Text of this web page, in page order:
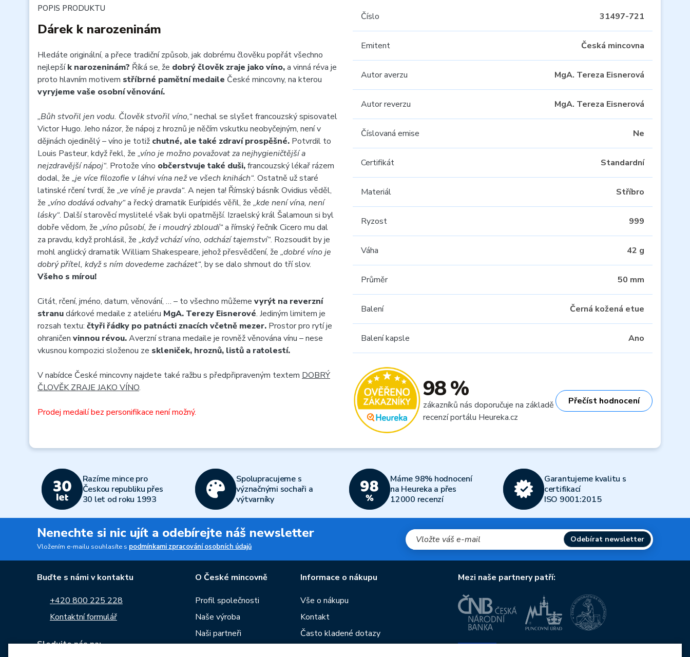
POPIS PRODUKTU
Dárek k narozeninám
Hledáte originální, a přece tradiční způsob, jak dobrému člověku popřát všechno
nejlepšík narozeninám? Říká se, že dobrý člověk zraje jako víno,a vinná réva je
proto hlavním motivem stříbrné pamětní medaile České mincovny, na kterou
vyryjeme vaše osobní věnování.
„Bůh stvořil jen vodu. Člověk stvořil víno,“nechal se slyšet francouzský spisovatel
Victor Hugo. Jeho názor, že nápoj z hroznů je něčím vskutku neobyčejným, není v
dějinách ojedinělý – víno je totiž chutné, ale také zdraví prospěšné. Potvrdil to
Louis Pasteur, když řekl, že „víno je možno považovat za nejhygieničtější a
nejzdravější nápoj“. Protože víno občerstvuje také duši,francouzský lékař rázem
dodal, že „je více filozofie v láhvi vína než ve všech knihách“. Ostatně už staré
latinské rčení tvrdí, že „ve víně je pravda“. A nejen ta! Římský básník Ovidius věděl,
že „víno dodává odvahy“a řecký dramatik Eurípidés věřil, že „kde není vína, není
lásky“. Další starověcí myslitelé však byli opatrnější. Izraelský král Šalamoun si byl
dobře vědom, že „víno působí, že i moudrý zbloudí“a římský řečník Cicero mu dal
za pravdu, když prohlásil, že „když vchází víno, odchází tajemství“. Rozsoudit by je
mohl anglický dramatik William Shakespeare, jehož přesvědčení, že „dobré víno je
dobrý přítel, když s ním dovedeme zacházet“, by se dalo shrnout do tří slov.
Všeho s mírou!
Citát, rčení, jméno, datum, věnování, … – to všechno můžeme vyrýt na reverzní
stranudárkové medaile z ateliéru MgA. Terezy Eisnerové. Jediným limitem je
rozsah textu: čtyři řádky po patnácti znacích včetně mezer. Prostor pro rytí je
ohraničen vinnou révou.Averzní strana medaile je rovněž věnována vínu – nese
vkusnou kompozici složenou ze skleniček, hroznů, listů a ratolestí.
V nabídce České mincovny najdete také ražbu s předpřipraveným textem DOBRÝ
ČLOVĚK ZRAJE JAKO VÍNO.
Prodej medailí bez personifikace není možný.
Číslo 31497-721
Emitent Česká mincovna
Autor averzu MgA. Tereza Eisnerová
Autor reverzu MgA. Tereza Eisnerová
Číslovaná emise Ne
Certifikát Standardní
Materiál Stříbro
Ryzost 999
Váha 42 g
Průměr 50 mm
Balení Černá kožená etue
Balení kapsle Ano
98 %
zákazníků nás doporučuje na základě
recenzí portálu Heureka.cz
Přečíst hodnocení
Razíme mince pro
Českou republiku přes
30 let od roku 1993
Spolupracujeme s
význačnými sochaři a
výtvarníky
Máme 98% hodnocení
na Heureka a přes
12000 recenzí
Garantujeme kvalitu s
certifikací
ISO 9001:2015
Nenechte si nic ujít a odebírejte náš newsletter
Vložením e-mailu souhlasíte s podmínkami zpracování osobních údajů
Odebírat newsletter
Buďte s námi v kontaktu
+420 800 225 228
Kontaktní formulář
Sledujte nás na:
O České mincovně
Profil společnosti
Naše výroba
Naši partneři
Informace o nákupu
Vše o nákupu
Kontakt
Často kladené dotazy
Mezi naše partnery patří: